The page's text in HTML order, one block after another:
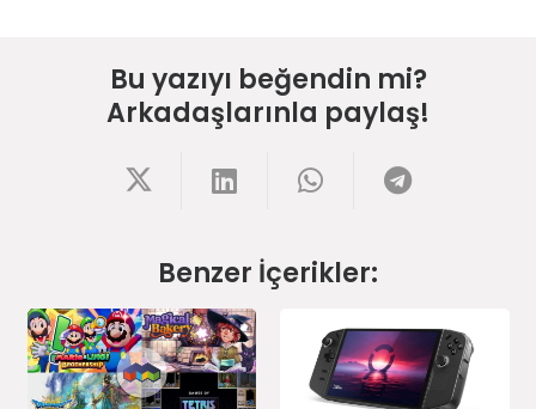
Bu yazıyı beğendin mi?
Arkadaşlarınla paylaş!
Benzer İçerikler: